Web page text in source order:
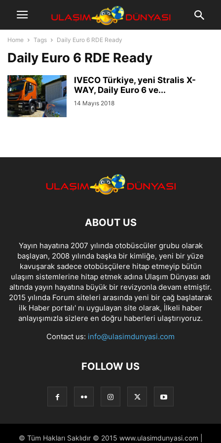
Home Tags Daily Euro 6 RDE Ready
Daily Euro 6 RDE Ready
IVECO Türkiye, yeni Stralis X-
WAY, Daily Euro 6 ve...
14 Mayıs 2018
ABOUT US
Yayın hayatına 2007 yılında otobüscüler grubu olarak
başlayan, 2008 yılında başka bir kimliğe, yeni bir yüze
kavuşarak sadece otobüsçülere hitap etmeyip bütün
ulaşım sistemlerine hitap etmek adına Ulaşım Dünyası adı
altında yayın hayatına büyük bir revizyonla devam etmiştir.
2015 yılında Forum siteleri arasında yeni bir çağ başlatarak
ilk Haber portalı' nı uygulayan site olarak, İlkeli haber
anlayışımızla sizlere en doğru haberleri ulaştırıyoruz.
Contact us: info@ulasimdunyasi.com
FOLLOW US
© Tüm Hakları Saklıdır © 2015 www.ulasimdunyasi.com |